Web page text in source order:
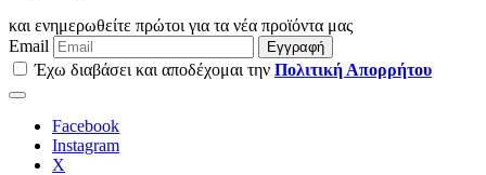
και ενημερωθείτε πρώτοι για τα νέα προϊόντα μας
Email
Εγγραφή
Έχω διαβάσει και αποδέχομαι την Πολιτική Απορρήτου
Facebook
Instagram
Χ